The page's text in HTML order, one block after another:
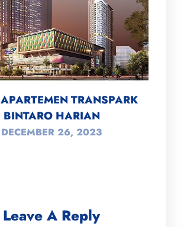
TRANSPARK
BINTARO HARIAN
DECEMBER 26, 2023
Leave A Reply